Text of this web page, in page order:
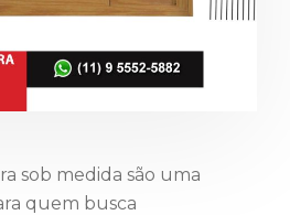
sob medida são uma
quem busca